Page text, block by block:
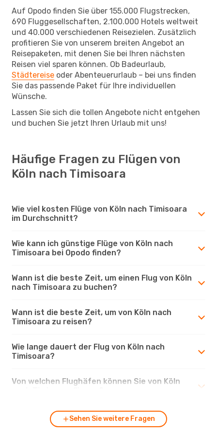
Auf Opodo finden Sie über 155.000 Flugstrecken,
690 Fluggesellschaften, 2.100.000 Hotels weltweit
und 40.000 verschiedenen Reisezielen. Zusätzlich
profitieren Sie von unserem breiten Angebot an
Reisepaketen, mit denen Sie bei Ihren nächsten
Reisen viel sparen können. Ob Badeurlaub,
Städtereise oder Abenteuerurlaub – bei uns finden
Sie das passende Paket für Ihre individuellen
Wünsche.
Lassen Sie sich die tollen Angebote nicht entgehen
und buchen Sie jetzt Ihren Urlaub mit uns!
Häufige Fragen zu Flügen von
Köln nach Timisoara
Wie viel kosten Flüge von Köln nach Timisoara
im Durchschnitt?
Wie kann ich günstige Flüge von Köln nach
Timisoara bei Opodo finden?
Wann ist die beste Zeit, um einen Flug von Köln
nach Timisoara zu buchen?
Wann ist die beste Zeit, um von Köln nach
Timisoara zu reisen?
Wie lange dauert der Flug von Köln nach
Timisoara?
Von welchen Flughäfen können Sie von Köln
Sehen Sie weitere Fragen